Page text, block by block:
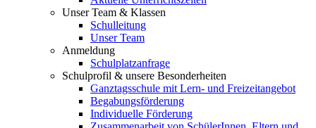
Unser Team & Klassen
Schulleitung
Unser Team
Anmeldung
Schulplatzanfrage
Schulprofil & unsere Besonderheiten
Ganztagsschule mit Lern- und Freizeitangebot
Begabungsförderung
Individuelle Förderung